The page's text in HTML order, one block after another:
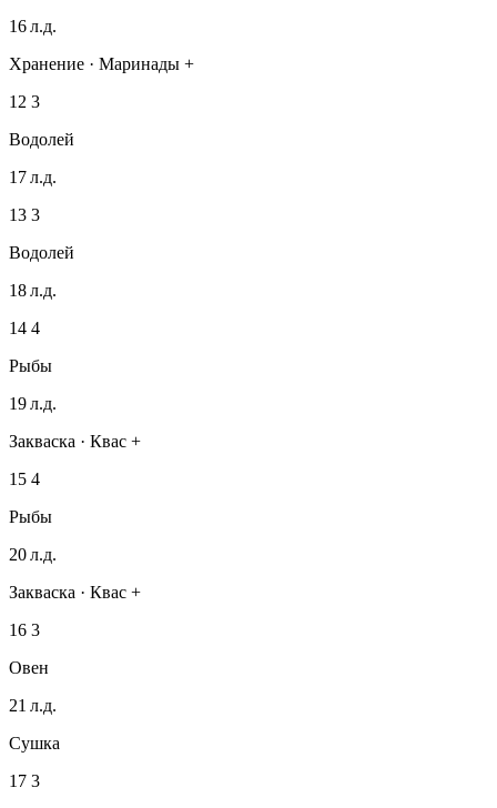
16 л.д.
Хранение · Маринады +
12 3
Водолей
17 л.д.
13 3
Водолей
18 л.д.
14 4
Рыбы
19 л.д.
Закваска · Квас +
15 4
Рыбы
20 л.д.
Закваска · Квас +
16 3
Овен
21 л.д.
Сушка
17 3